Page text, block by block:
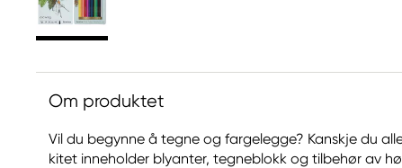
Om produktet
Vil du begynne å tegne og fargelegge? Kanskje du
kitet inneholder blyanter, tegneblokk og tilbehør av